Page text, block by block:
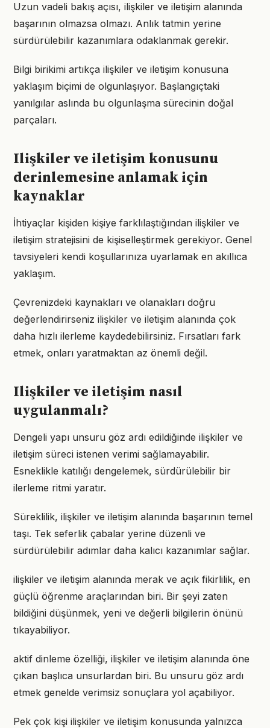
Uzun vadeli bakış açısı, ilişkiler ve iletişim alanında
başarının olmazsa olmazı. Anlık tatmin yerine
sürdürülebilir kazanımlara odaklanmak gerekir.
Bilgi birikimi artıkça ilişkiler ve iletişim konusuna
yaklaşım biçimi de olgunlaşıyor. Başlangıçtaki
yanılgılar aslında bu olgunlaşma sürecinin doğal
parçaları.
Ilişkiler ve iletişim konusunu
derinlemesine anlamak için
kaynaklar
İhtiyaçlar kişiden kişiye farklılaştığından ilişkiler ve
iletişim stratejisini de kişiselleştirmek gerekiyor. Genel
tavsiyeleri kendi koşullarınıza uyarlamak en akıllıca
yaklaşım.
Çevrenizdeki kaynakları ve olanakları doğru
değerlendirirseniz ilişkiler ve iletişim alanında çok
daha hızlı ilerleme kaydedebilirsiniz. Fırsatları fark
etmek, onları yaratmaktan az önemli değil.
Ilişkiler ve iletişim nasıl
uygulanmalı?
Dengeli yapı unsuru göz ardı edildiğinde ilişkiler ve
iletişim süreci istenen verimi sağlamayabilir.
Esneklikle katılığı dengelemek, sürdürülebilir bir
ilerleme ritmi yaratır.
Süreklilik, ilişkiler ve iletişim alanında başarının temel
taşı. Tek seferlik çabalar yerine düzenli ve
sürdürülebilir adımlar daha kalıcı kazanımlar sağlar.
ilişkiler ve iletişim alanında merak ve açık fikirlilik, en
güçlü öğrenme araçlarından biri. Bir şeyi zaten
bildiğini düşünmek, yeni ve değerli bilgilerin önünü
tıkayabiliyor.
aktif dinleme özelliği, ilişkiler ve iletişim alanında öne
çıkan başlıca unsurlardan biri. Bu unsuru göz ardı
etmek genelde verimsiz sonuçlara yol açabiliyor.
Pek çok kişi ilişkiler ve iletişim konusunda yalnızca